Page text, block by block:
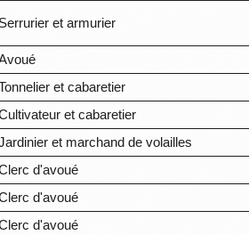
Serrurier et armurier
et cabaretier
et cabaretier
et marchand de volailles
d'avoué
d'avoué
d'avoué